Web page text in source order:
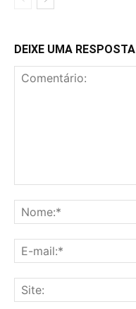
DEIXE UMA RESPOSTA